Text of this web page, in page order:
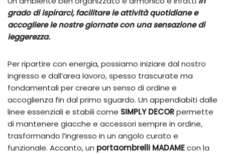
grado di ispirarci, facilitare le attività quotidiane e
accogliere le nostre giornate con una sensazione di
leggerezza.
Per ripartire con energia, possiamo iniziare dal nostro
ingresso e dall’area lavoro, spesso trascurate ma
fondamentali per creare un senso di ordine e
accoglienza fin dal primo sguardo. Un appendiabiti dalle
linee essenziali e stabili come SIMPLY DECORpermette
di mantenere giacche e accessori sempre in ordine,
trasformando l’ingresso in un angolo curato e
funzionale. Accanto, un portaombrelli MADAMEcon la